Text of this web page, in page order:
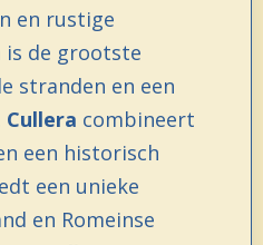
en rustige
is de grootste
stranden en een
Cullera combineert
een historisch
een unieke
en Romeinse